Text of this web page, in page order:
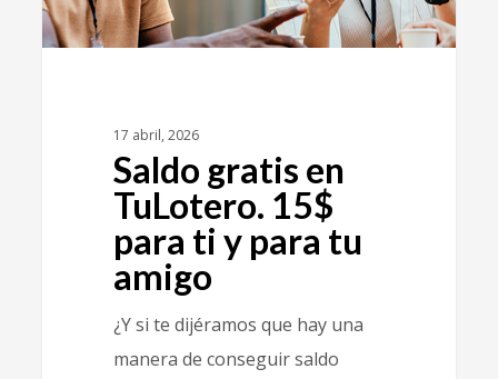
17 abril, 2026
Saldo gratis en
TuLotero. 15$
para ti y para tu
amigo
¿Y si te dijéramos que hay una
manera de conseguir saldo